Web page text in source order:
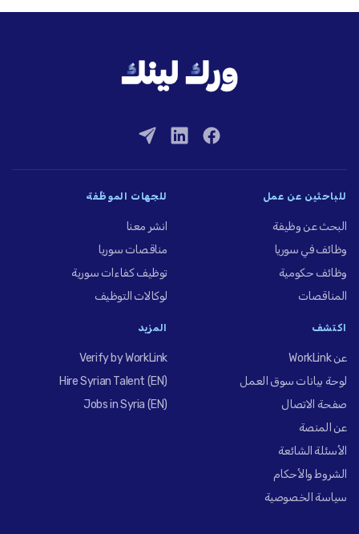
للباحثين عن عمل
البحث عن وظيفة
وظائف في سوريا
وظائف حكومية
المناقصات
للجهات الموظِّفة
انشر معنا
مناقصات سوريا
توظيف كفاءات سورية
لوكالات التوظيف
اكتشف
عن WorkLink
لوحة بيانات سوق العمل
صفحة الاتصال
عن المنصة
الأسئلة الشائعة
الشروط والأحكام
سياسة الخصوصية
المزيد
Verify by WorkLink
Hire Syrian Talent (EN)
Jobs in Syria (EN)